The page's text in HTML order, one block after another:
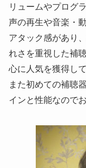
リュームやプログ
声の再生や音楽・
アタック感があり
れさを重視した補
心に人気を獲得し
また初めての補聴
インと性能なので